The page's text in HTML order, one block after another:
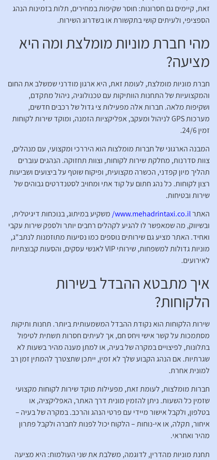
זאת, קיימים גם חסרונות: חוסר שקיפות במחירים, תלות בזמינות הנהג
הספציפי, ולעיתים קושי בתקשורת או בשדרוג השירות.
מהי חברת מוניות מומלצת ומה היא
מציעה?
חברת מוניות מומלצת, לעומת זאת, היא ארגון מודרני שמשלב את החום
והמקצועיות של התחנות הוותיקות עם טכנולוגיה, ניהול מתקדם,
ושקיפות מלאה. חברות אלה מפעילות צי גדול של רכבים חדשים,
מערכות GPS לניהול ומעקב, אפליקציות הזמנה, ומוקד שירות לקוחות
זמין 24/6.
המבנה הארגוני של חברות מומלצות הוא היררכי ומקצועי, עם מנהלים,
צוות סדרנות, מחלקת שירות לקוחות, וצוות תחזוקה. הנהגים עוברים
תהליך מיון קפדני, הכשרה מקצועית, ופיקוח שוטף על ביצועים ושביעות
רצון לקוחות. כל נהג חתום על קוד אתי ומחויב לסטנדרטים גבוהים של
שירות ובטיחות.
האתרwww.mehadrintaxi.co.il/ משקיע במיתוג, בנוכחות דיגיטלית,
ובשיווק, מה שמאפשר לו להגיע לקהלים רחבים יותר ולספק שירות עקבי
ואחיד. האתר מציע גם שירותים נוספים כמו נסיעות מתוזמנות לנתב"ג,
מוניות גדולות למשפחות, שירותי VIP לאנשי עסקים, והסעות קבוצתיות
לאירועים.
איך מתבטא ההבדל בשירות
הלקוחות?
שירות הלקוחות הוא נקודת ההבדל המשמעותית ביותר. תחנות ותיקות
מסתמכות על קשר אישי ויחס חם, אך לעיתים חסרות תשתית לטיפול
בתלונות, לפיצויים במקרה של בעיה, או למתן מענה מהיר בשעות לא
שגרתיות. אם הנהג הקבוע שלך לא זמין, ייתכן שתצטרך להמתין זמן רב
למונית אחרת.
חברות מומלצות, לעומת זאת, מפעילות מוקד שירות לקוחות מקצועי
שזמין כל השעות. ניתן להזמין מונית דרך האתר, האפליקציה, או
בטלפון, ולקבל אישור מיידי עם פרטי הנהג והרכב. במקרה של בעיה –
איחור, תקלה, או אי-נוחות – הלקוח יכול לפנות לחברה ולקבל פתרון
מהיר ואחראי.
תחנת מוניות מהדרין, לדוגמה, משלבת את שני העולמות: היא מציעה